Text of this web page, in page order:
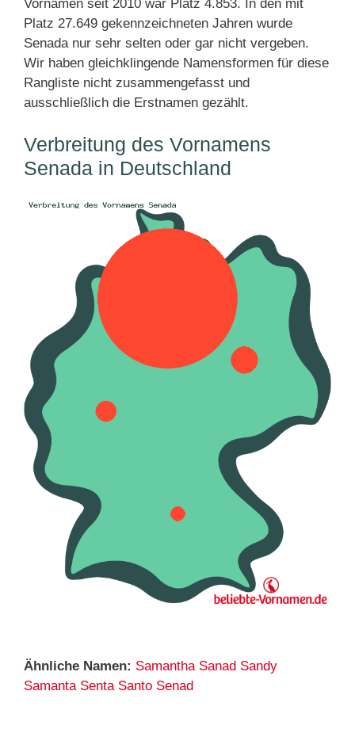
Vornamen seit 2010 war Platz 4.853. In den mit
Platz 27.649 gekennzeichneten Jahren wurde
Senada nur sehr selten oder gar nicht vergeben.
Wir haben gleichklingende Namensformen für diese
Rangliste nicht zusammengefasst und
ausschließlich die Erstnamen gezählt.
Verbreitung des Vornamens
Senada in Deutschland
Ähnliche Namen: Samantha Sanad Sandy
Samanta Senta Santo Senad